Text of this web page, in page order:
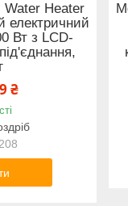
Water Heater
електричний
Вт з LCD-
₴